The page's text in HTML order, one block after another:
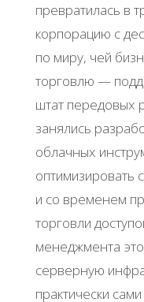
превратилась в
корпорацию с
по миру, чей
торговлю —
штат передовых
занялись
облачных
оптимизировать
и со временем
торговли
менеджмента это
серверную
практически